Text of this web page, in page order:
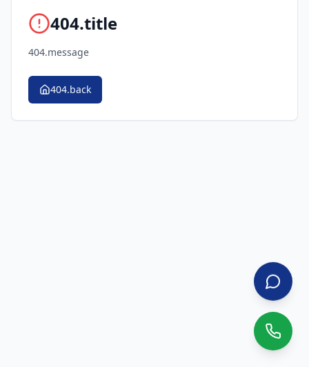
404.title
404.message
404.back